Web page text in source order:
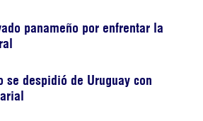
panameño por enfrentar la
se despidió de Uruguay con